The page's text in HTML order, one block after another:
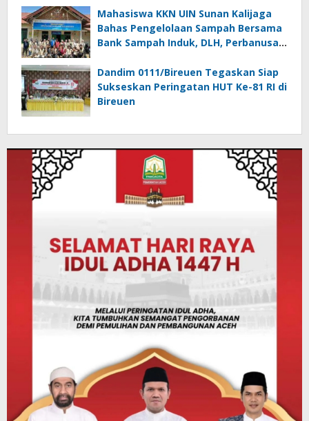
Bireuen
Mahasiswa KKN UIN Sunan Kalijaga
Bahas Pengelolaan Sampah Bersama
Bank Sampah Induk, DLH, Perbanusa
Dandim 0111/Bireuen Tegaskan Siap
Sukseskan Peringatan HUT Ke-81 RI di
Bireuen